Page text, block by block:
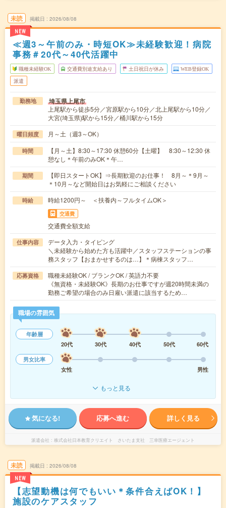
未読
NEW
掲載日 2026/08/08
≪週3～午前のみ・時短OK≫未経験歓迎！病院
事務＃20代～40代活躍中
職種未経験OK 交通費別途支給あり 土日祝日が休み WEB登録OK
派遣
勤務地 埼玉県上尾市
上尾駅から徒歩5分／宮原駅から10分／北上尾駅から10分／
大宮(埼玉県)駅から15分／桶川駅から15分
曜日頻度 月～土（週3～OK）
時間
【月～土】8:30～17:30 休憩60分【土曜】 8:30～12:30 休
憩なし＊午前のみOK＊午…
期間
【即日スタートOK】⇒長期歓迎のお仕事！ 8月～＊9月～
＊10月～など開始日はお気軽にご相談ください
時給 時給1200円～ ＜扶養内～フルタイムOK＞
交通費
交通費全額支給
仕事内容
データ入力・タイピング
＼未経験から始めた方も活躍中／スタッフステーションの事
務スタッフ【おまかせするのは…】＊病棟スタッフ…
応募資格
職種未経験OK / ブランクOK / 英語力不要
《無資格・未経験OK》長期のお仕事ですが週20時間未満の
勤務ご希望の場合のみ日雇い派遣に該当するため…
職場の雰囲気
年齢層
20代
30代 40代 50代
60代
男女比率
女性
男性
もっと見る
気になる! 応募へ進む 詳しく見る
派遣会社 株式会社日本教育クリエイト さいたま支社 三幸医療エージェント
未読
NEW
掲載日 2026/08/08
【志望動機は何でもいい＊条件合えばOK！】
施設のケアスタッフ